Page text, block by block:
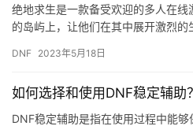
绝地求生是一款备受欢迎的多人在
的岛屿上，让他们在其中展开激烈
过，有…
DNF 2023年5月18日
如何选择和使用DNF稳定辅助？
DNF稳定辅助是指在使用过程中能